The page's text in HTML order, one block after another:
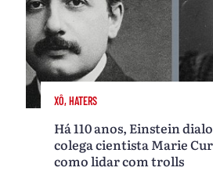
XÔ, HATERS
Há 110 anos, Einstein
colega cientista Marie
como lidar com trolls